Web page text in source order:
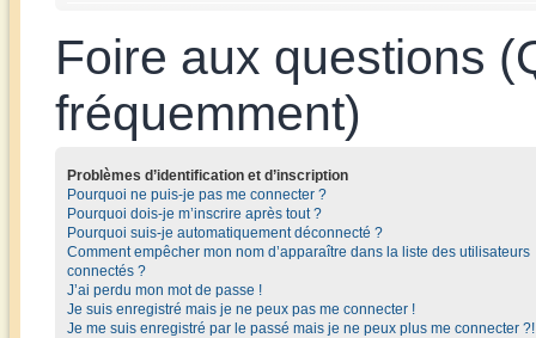
Foire aux questions
fréquemment)
Problèmes d’identification et d’inscription
Pourquoi ne puis-je pas me connecter ?
Pourquoi dois-je m’inscrire après tout ?
Pourquoi suis-je automatiquement déconnecté ?
Comment empêcher mon nom d’apparaître dans la liste des utilisateurs
connectés ?
J’ai perdu mon mot de passe !
Je suis enregistré mais je ne peux pas me connecter !
Je me suis enregistré par le passé mais je ne peux plus me connecter ?!